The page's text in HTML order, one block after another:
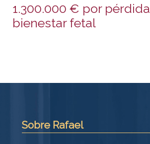
1.300.000 € por
bienestar fetal
Sobre Rafael